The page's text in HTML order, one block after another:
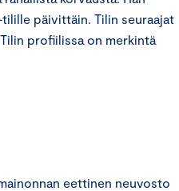
päivittäin. Tilin seuraajat
profiilissa on merkintä
eettinen neuvosto